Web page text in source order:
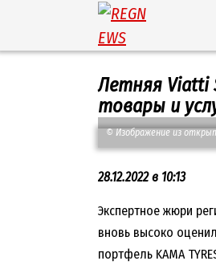
содержанию
Летняя Viatti
товары и
© Изображение из
28.12.2022 в 10:13
Экспертное жюри
вновь высоко
портфель KAMA